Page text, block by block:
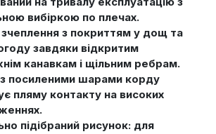
вибіркою по плечах.
зчеплення з покриттям у дощ та
завдяки відкритим
канавкам і щільним ребрам.
посиленими шарами корду
пляму контакту на високих
підібраний рисунок: для